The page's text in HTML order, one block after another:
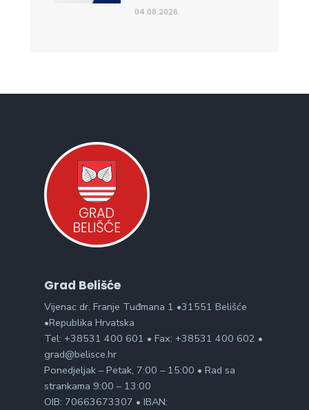
04.08.2026.
Grad Belišće
Vijenac dr. Franje Tuđmana 1 •31551 Belišće
•Republika Hrvatska
Tel: +38531 400 601 • Fax: +38531 400 602 •
grad@belisce.hr
Ponedjeljak – Petak, 7:00 – 15:00 • Rad sa
strankama 9:00 – 13:00
OIB: 70663673307 • IBAN: